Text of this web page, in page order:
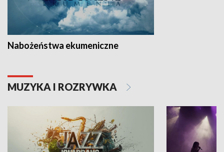
Nabożeństwa ekumeniczne
MUZYKA I ROZRYWKA